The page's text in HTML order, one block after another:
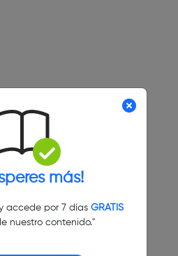
más!
accede por 7 días GRATIS
nuestro contenido."